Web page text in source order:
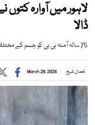
ڈالا
75 سالہ آمنہ بی بی کو جسم کے مختلف حصوں پر کتوں کے کاٹنے کے زخم آئے
نعمان شیخ March 28, 2026